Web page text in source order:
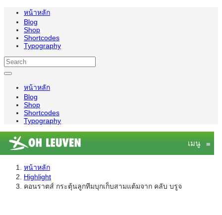
หน้าหลัก
Blog
Shop
Shortcodes
Typography
หน้าหลัก
Blog
Shop
Shortcodes
Typography
เมนู ≡
หน้าหลัก
Highlight
คอนราตส์​ กระตุ้นลูกทีมบุกเก็บสามแต้มจาก คลับ บรูจ